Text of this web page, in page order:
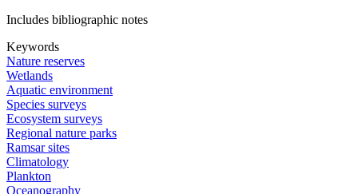
Includes bibliographic notes
Keywords
Nature reserves
Wetlands
Aquatic environment
Species surveys
Ecosystem surveys
Regional nature parks
Ramsar sites
Climatology
Plankton
Oceanography